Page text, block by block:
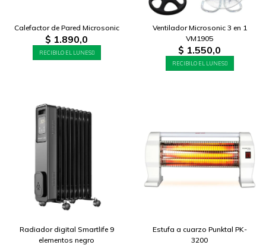
Calefactor de Pared Microsonic
$ 1.890,0
RECIBILO EL LUNES
Ventilador Microsonic 3 en 1
VM1905
$ 1.550,0
RECIBILO EL LUNES
Radiador digital Smartlife 9
elementos negro
Estufa a cuarzo Punktal PK-
3200